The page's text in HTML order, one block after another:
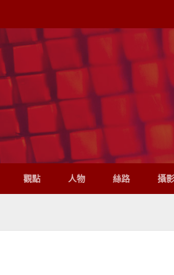
觀點 人物 絲路 攝